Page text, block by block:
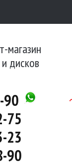
магазин
дисков
90
75
23
90